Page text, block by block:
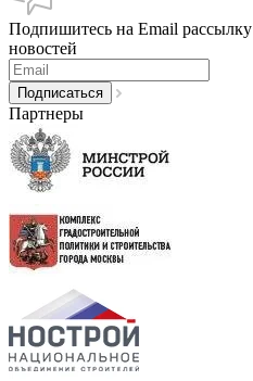
Подпишитесь на Email рассылку
новостей
Партнеры